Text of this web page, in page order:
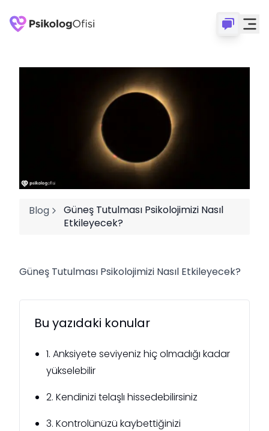
Blog
Güneş Tutulması Psikolojimizi Nasıl
Etkileyecek?
Güneş Tutulması Psikolojimizi Nasıl Etkileyecek?
Bu yazıdaki konular
1. Anksiyete seviyeniz hiç olmadığı kadar
yükselebilir
2. Kendinizi telaşlı hissedebilirsiniz
3. Kontrolünüzü kaybettiğinizi